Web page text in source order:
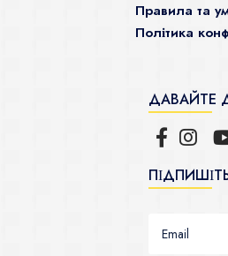
Правила та
Політика
ДАВАЙТЕ